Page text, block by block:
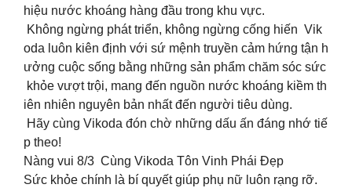
hiệu nước khoáng hàng đầu trong khu vực.
Không ngừng phát triển, không ngừng cống hiến Vik
oda luôn kiên định với sứ mệnh truyền cảm hứng tận h
ưởng cuộc sống bằng những sản phẩm chăm sóc sức
khỏe vượt trội, mang đến nguồn nước khoáng kiềm th
iên nhiên nguyên bản nhất đến người tiêu dùng.
Hãy cùng Vikoda đón chờ những dấu ấn đáng nhớ tiế
p theo!
Nàng vui 8/3 Cùng Vikoda Tôn Vinh Phái Đẹp
Sức khỏe chính là bí quyết giúp phụ nữ luôn rạng rỡ.